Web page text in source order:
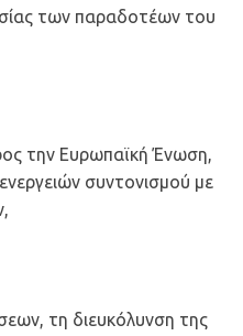
των παραδοτέων του
την Ευρωπαϊκή Ένωση,
συντονισμού με
τη διευκόλυνση της